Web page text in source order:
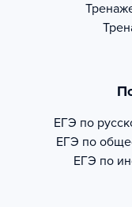
ЕГЭ по
ЕГЭ по
ЕГЭ по